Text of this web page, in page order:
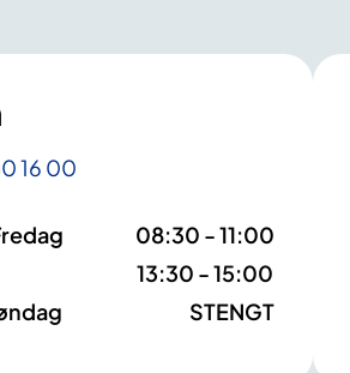
16 00
08:30 - 11:00
13:30 - 15:00
STENGT